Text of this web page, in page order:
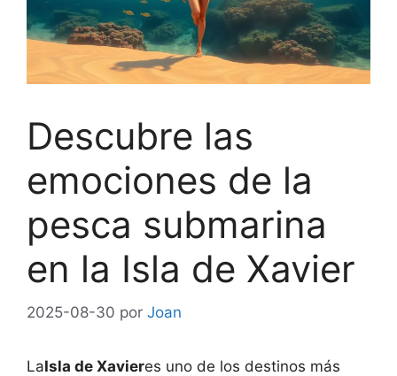
Descubre las
emociones de la
pesca submarina
en la Isla de Xavier
2025-08-30 por Joan
LaIsla de Xavieres uno de los destinos más